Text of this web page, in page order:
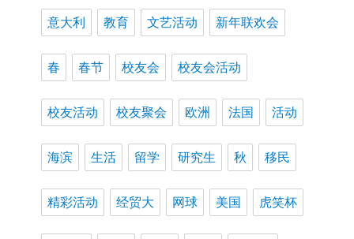
意大利 教育 文艺活动 新年联欢会
春 春节 校友会 校友会活动
校友活动 校友聚会 欧洲 法国 活动
海滨 生活 留学 研究生 秋 移民
精彩活动 经贸大 网球 美国 虎笑杯